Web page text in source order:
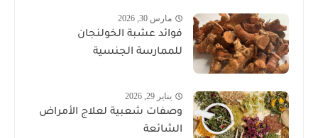
مارس 30, 2026
فوائد عشبة الخولنجان
للممارسة الجنسية
يناير 29, 2026
وصفات شعبية لعلاج الأمراض
الشائعة